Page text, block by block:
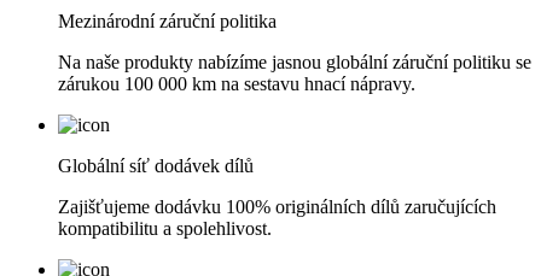
Mezinárodní záruční politika
Na naše produkty nabízíme jasnou globální záruční politiku se
zárukou 100 000 km na sestavu hnací nápravy.
Globální síť dodávek dílů
Zajišťujeme dodávku 100% originálních dílů zaručujících
kompatibilitu a spolehlivost.